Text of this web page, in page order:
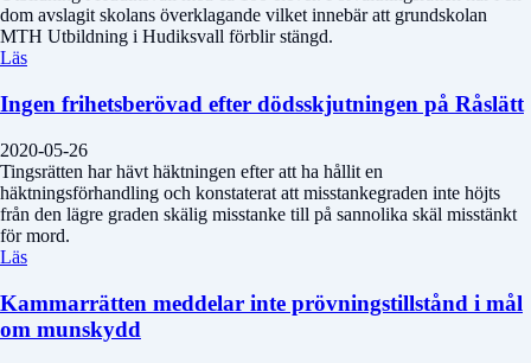
dom avslagit skolans överklagande vilket innebär att grundskolan
MTH Utbildning i Hudiksvall förblir stängd.
Läs
Ingen frihetsberövad efter dödsskjutningen på Råslätt
2020-05-26
Tingsrätten har hävt häktningen efter att ha hållit en
häktningsförhandling och konstaterat att misstankegraden inte höjts
från den lägre graden skälig misstanke till på sannolika skäl misstänkt
för mord.
Läs
Kammarrätten meddelar inte prövningstillstånd i mål
om munskydd